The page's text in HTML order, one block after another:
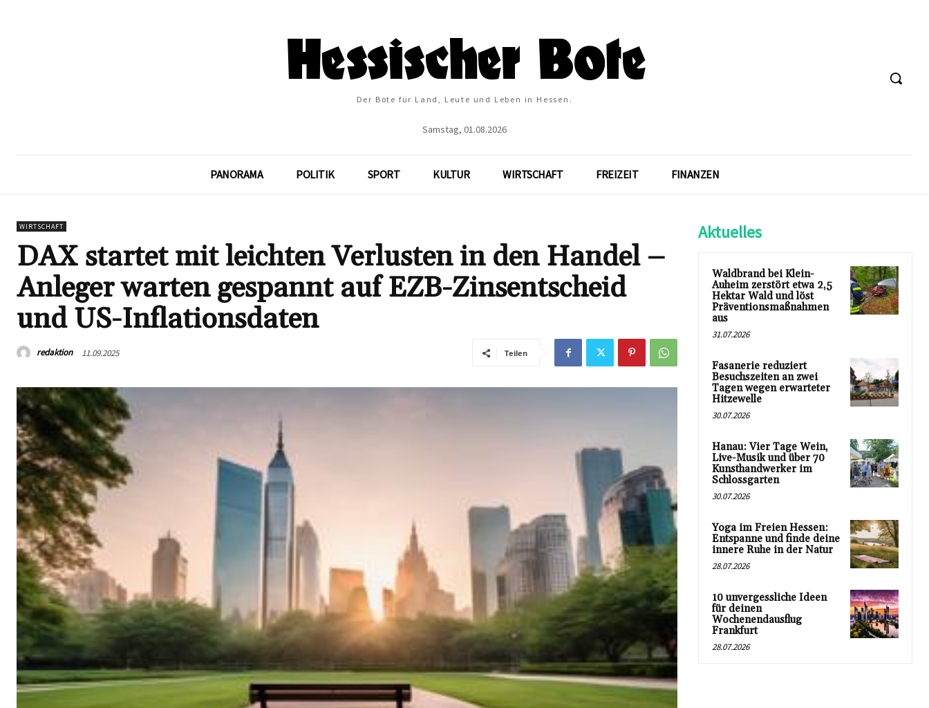
Der Bote für Land, Leute und Leben in Hessen.
Samstag, 01.08.2026
PANORAMA POLITIK SPORT KULTUR WIRTSCHAFT FREIZEIT FINANZEN
WIRTSCHAFT
DAX startet mit leichten Verlusten in den Handel –
Anleger warten gespannt auf EZB-Zinsentscheid
und US-Inflationsdaten
redaktion 11.09.2025 Teilen
Aktuelles
Waldbrand bei Klein-
Auheim zerstört etwa 2,5
Hektar Wald und löst
Präventionsmaßnahmen
aus
31.07.2026
Fasanerie reduziert
Besuchszeiten an zwei
Tagen wegen erwarteter
Hitzewelle
30.07.2026
Hanau: Vier Tage Wein,
Live-Musik und über 70
Kunsthandwerker im
Schlossgarten
30.07.2026
Yoga im Freien Hessen:
Entspanne und finde deine
innere Ruhe in der Natur
28.07.2026
10 unvergessliche Ideen
für deinen
Wochenendausflug
Frankfurt
28.07.2026